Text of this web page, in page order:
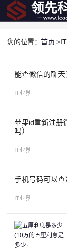
您的位置： 首页 >
能查微信的聊天
IT业界
苹果id重新注册
吗）
IT业界
手机号码可以查
IT业界